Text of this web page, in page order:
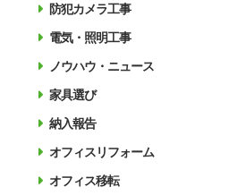
防犯カメラ工事
電気・照明工事
ノウハウ・ニュース
家具選び
納入報告
オフィスリフォーム
オフィス移転